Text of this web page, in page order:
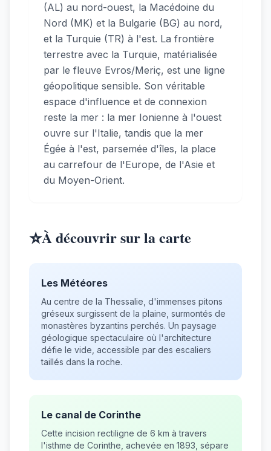
(AL) au nord-ouest, la Macédoine du
Nord (MK) et la Bulgarie (BG) au nord,
et la Turquie (TR) à l'est. La frontière
terrestre avec la Turquie, matérialisée
par le fleuve Evros/Meriç, est une ligne
géopolitique sensible. Son véritable
espace d'influence et de connexion
reste la mer : la mer Ionienne à l'ouest
ouvre sur l'Italie, tandis que la mer
Égée à l'est, parsemée d'îles, la place
au carrefour de l'Europe, de l'Asie et
du Moyen-Orient.
⭐À découvrir sur la carte
Les Météores
Au centre de la Thessalie, d'immenses pitons
gréseux surgissent de la plaine, surmontés de
monastères byzantins perchés. Un paysage
géologique spectaculaire où l'architecture
défie le vide, accessible par des escaliers
taillés dans la roche.
Le canal de Corinthe
Cette incision rectiligne de 6 km à travers
l'isthme de Corinthe, achevée en 1893, sépare